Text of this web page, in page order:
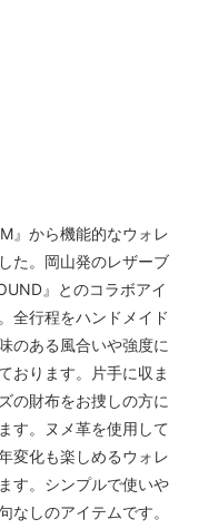
』から機能的なウォレ
た。岡山発のレザーブ
』とのコラボアイ
全行程をハンドメイド
のある風合いや強度に
おります。片手に収ま
の財布をお捜しの方に
す。ヌメ革を使用して
変化も楽しめるウォレ
す。シンプルで使いや
なしのアイテムです。